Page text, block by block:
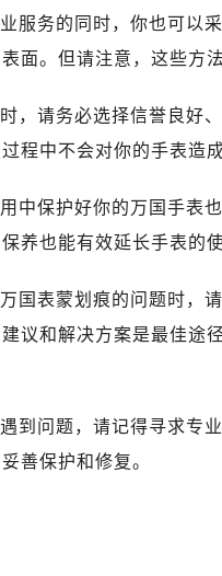
思明区湖滨东路95号华润
鼓楼区五四路128-1号恒
江北区观音桥步行街2号
芙蓉区定王台街道建湘路
迎泽区解放路15号亨得利
沈河区中街路137号亨得
齐市天山区红山路26号时
鹿城区锦绣路1067号置信
禅城区季华五路57号万科
梁溪区人民中路139号恒
崇川区工农路57号圆融广
江汉区解放大道686号世
服务的同时，你也可以
面。但请注意，这些方
，请务必选择信誉良好
程中不会对你的手表造
中保护好你的万国手表
养也能有效延长手表的
国表蒙划痕的问题时，
议和解决方案是最佳途
到问题，请记得寻求专
善保护和修复。